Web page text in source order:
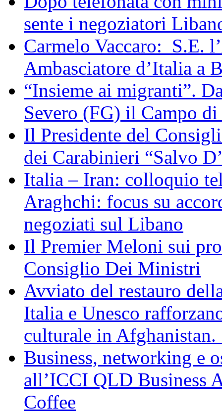
sente i negoziatori
Carmelo Vaccaro: S.E.
Ambasciatore d’Italia a
“Insieme ai migranti”.
Severo (FG) il Campo
Il Presidente del
dei Carabinieri “Salvo
Italia – Iran: colloquio
Araghchi: focus su
negoziati sul Libano
Il Premier Meloni sui
Consiglio Dei Ministri
Avviato del restauro
Italia e Unesco
culturale in
Business, networking e
all’ICCI QLD Business
Coffee